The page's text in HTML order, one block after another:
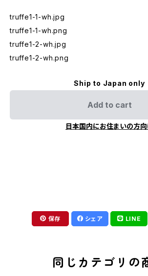
truffe1-1-wh.jpg
truffe1-1-wh.png
truffe1-2-wh.jpg
truffe1-2-wh.png
Ship to Japan only
Add to cart
日本国内にお住まいの方
保存 シェア LINE
同じカテゴリの